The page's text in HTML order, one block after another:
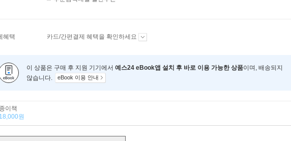
혜택 카드/간편결제 혜택을 확인하세요
이 상품은 구매 후 지원 기기에서 예스24 eBook앱 설치 후 바로 이용 가능한 상품이며, 배송되지
않습니다.
eBook 이용 안내
이책
원